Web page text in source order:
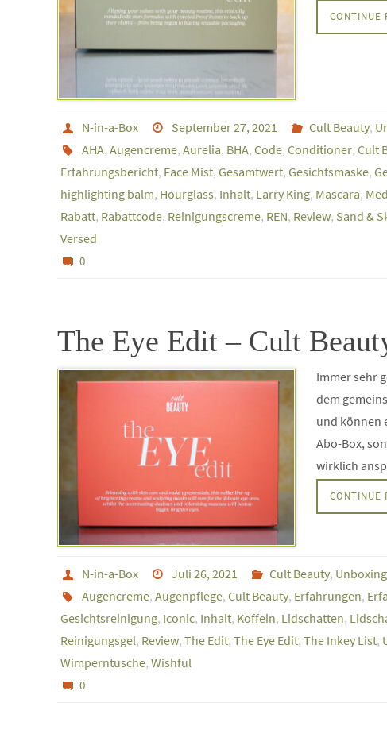
CONTINUE
N-in-a-Box September 27, 2021 Cult Beauty,
AHA, Augencreme, Aurelia, BHA, Code, Conditioner, Cult
Erfahrungsbericht, Face Mist, Gesamtwert, Gesichtsmaske,
highlighting balm, Hourglass, Inhalt, Larry King, Mascara,
Rabatt, Rabattcode, Reinigungscreme, REN, Review, Sand &
Versed
0
The Eye Edit – Cult
Immer sehr
dem
und können
Abo-Box,
wirklich
CONTINUE
N-in-a-Box Juli 26, 2021 Cult Beauty, Unboxing
Augencreme, Augenpflege, Cult Beauty, Erfahrungen,
Gesichtsreinigung, Iconic, Inhalt, Koffein, Lidschatten,
Reinigungsgel, Review, The Edit, The Eye Edit, The Inkey List,
Wimperntusche, Wishful
0